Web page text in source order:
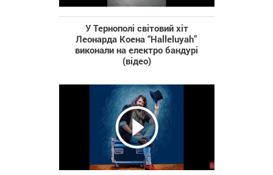
У Тернополі cвітовий хіт
Леонарда Коена “Halleluyah”
виконали на електро бандурі
(відео)